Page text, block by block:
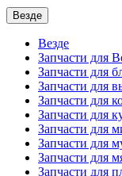
Везде
Везде
Запчасти для
Запчасти для
Запчасти для
Запчасти для
Запчасти для
Запчасти для
Запчасти для
Запчасти для
Запчасти для